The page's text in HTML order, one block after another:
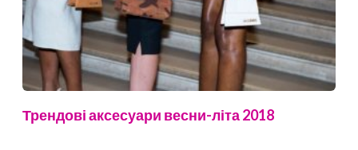
Трендові аксесуари весни-літа 2018